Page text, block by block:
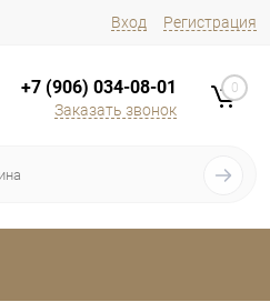
Вход Регистрация
+7 (906) 034-08-01
Заказать звонок
0